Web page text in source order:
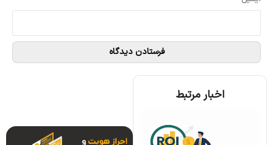
اخبار مرتبط